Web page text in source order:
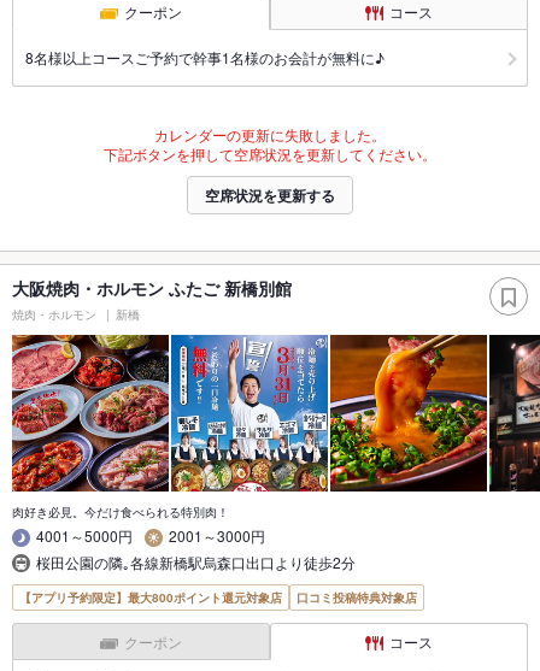
クーポン コース
8名様以上コースご予約で幹事1名様のお会計が無料に♪
カレンダーの更新に失敗しました。
下記ボタンを押して空席状況を更新してください。
空席状況を更新する
大阪焼肉・ホルモン ふたご 新橋別館
焼肉・ホルモン 新橋
肉好き必見。今だけ食べられる特別肉！
4001～5000円
2001～3000円
桜田公園の隣｡各線新橋駅烏森口出口より徒歩2分
【アプリ予約限定】最大800ポイント還元対象店 口コミ投稿特典対象店
クーポン コース